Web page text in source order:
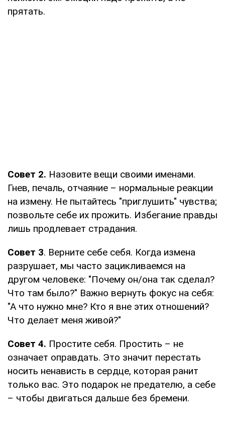
прятать.
Совет 2. Назовите вещи своими именами.
Гнев, печаль, отчаяние – нормальные реакции
на измену. Не пытайтесь "приглушить" чувства;
позвольте себе их прожить. Избегание правды
лишь продлевает страдания.
Совет 3. Верните себе себя. Когда измена
разрушает, мы часто зацикливаемся на
другом человеке: "Почему он/она так сделал?
Что там было?" Важно вернуть фокус на себя:
"А что нужно мне? Кто я вне этих отношений?
Что делает меня живой?"
Совет 4. Простите себя. Простить – не
означает оправдать. Это значит перестать
носить ненависть в сердце, которая ранит
только вас. Это подарок не предателю, а себе
– чтобы двигаться дальше без бремени.